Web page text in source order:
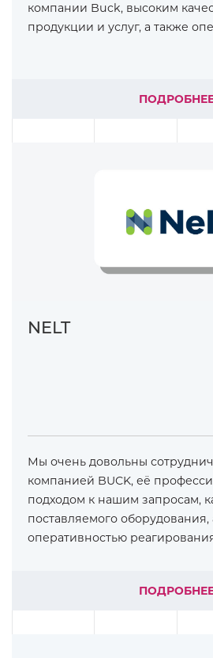
компании Buck, высоким
продукции и услуг, а также
NELT
Мы очень довольны
компанией BUCK, её
подходом к нашим запросам,
поставляемого оборудования,
оперативностью